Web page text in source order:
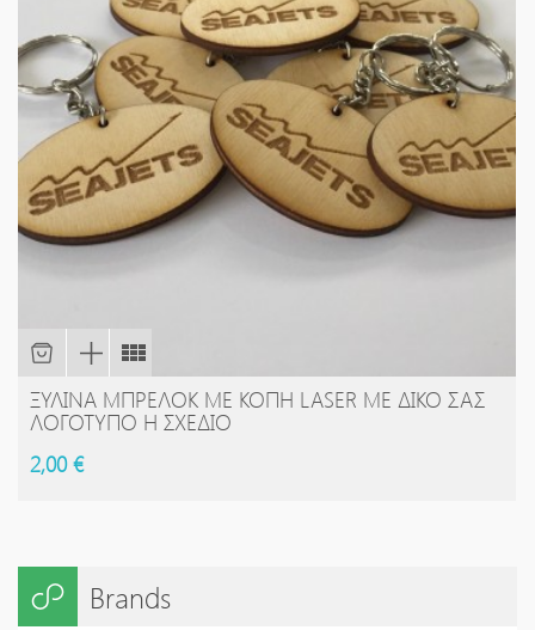
ΞΎΛΙΝΑ ΜΠΡΕΛΌΚ ΜΕ ΚΟΠΉ LASER ΜΕ ΔΙΚΌ ΣΑΣ
ΛΟΓΌΤΥΠΟ Η ΣΧΈΔΙΟ
2,00 €
Brands